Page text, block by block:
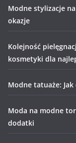
Modne stylizacje
okazje
Kolejność
kosmetyki dla
Modne tatuaże:
Moda na modne
dodatki